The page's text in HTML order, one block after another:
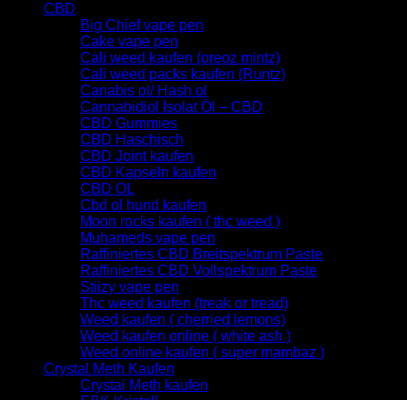
CBD
Big Chief vape pen
Cake vape pen
Cali weed kaufen (oreoz mintz)
Cali weed packs kaufen (Runtz)
Canabis ol/ Hash ol
Cannabidiol Isolat Öl – CBD
CBD Gummies
CBD Haschisch
CBD Joint kaufen
CBD Kapseln kaufen
CBD OL
Cbd ol hund kaufen
Moon rocks kaufen ( thc weed )
Muhameds vape pen
Raffiniertes CBD Breitspektrum Paste
Raffiniertes CBD Vollspektrum Paste
Stiizy vape pen
Thc weed kaufen (treak or tread)
Weed kaufen ( cherried lemons)
Weed kaufen online ( white ash )
Weed online kaufen ( super mambaz )
Crystal Meth Kaufen
Crystal Meth kaufen